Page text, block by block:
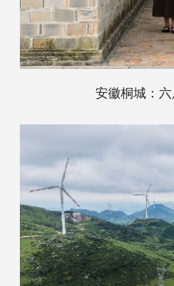
安徽桐城：